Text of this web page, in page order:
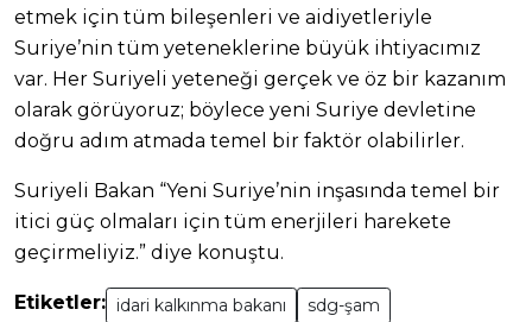
etmek için tüm bileşenleri ve aidiyetleriyle
Suriye’nin tüm yeteneklerine büyük ihtiyacımız
var. Her Suriyeli yeteneği gerçek ve öz bir kazanım
olarak görüyoruz; böylece yeni Suriye devletine
doğru adım atmada temel bir faktör olabilirler.
Suriyeli Bakan “Yeni Suriye’nin inşasında temel bir
itici güç olmaları için tüm enerjileri harekete
geçirmeliyiz.” diye konuştu.
Etiketler: idari kalkınma bakanı
sdg-şam